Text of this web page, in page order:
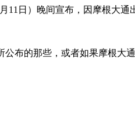
11日）晚间宣布，因摩根大通
的那些，或者如果摩根大